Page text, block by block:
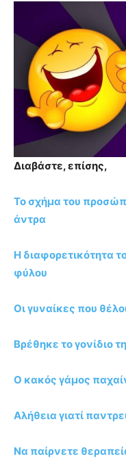
Διαβάστε, επίσης,
Το σχήμα του
άντρα
Η διαφορετικότητα
φύλου
Οι γυναίκες που
Βρέθηκε το γονίδιο
Ο κακός γάμος
Αλήθεια γιατί
Να παίρνετε